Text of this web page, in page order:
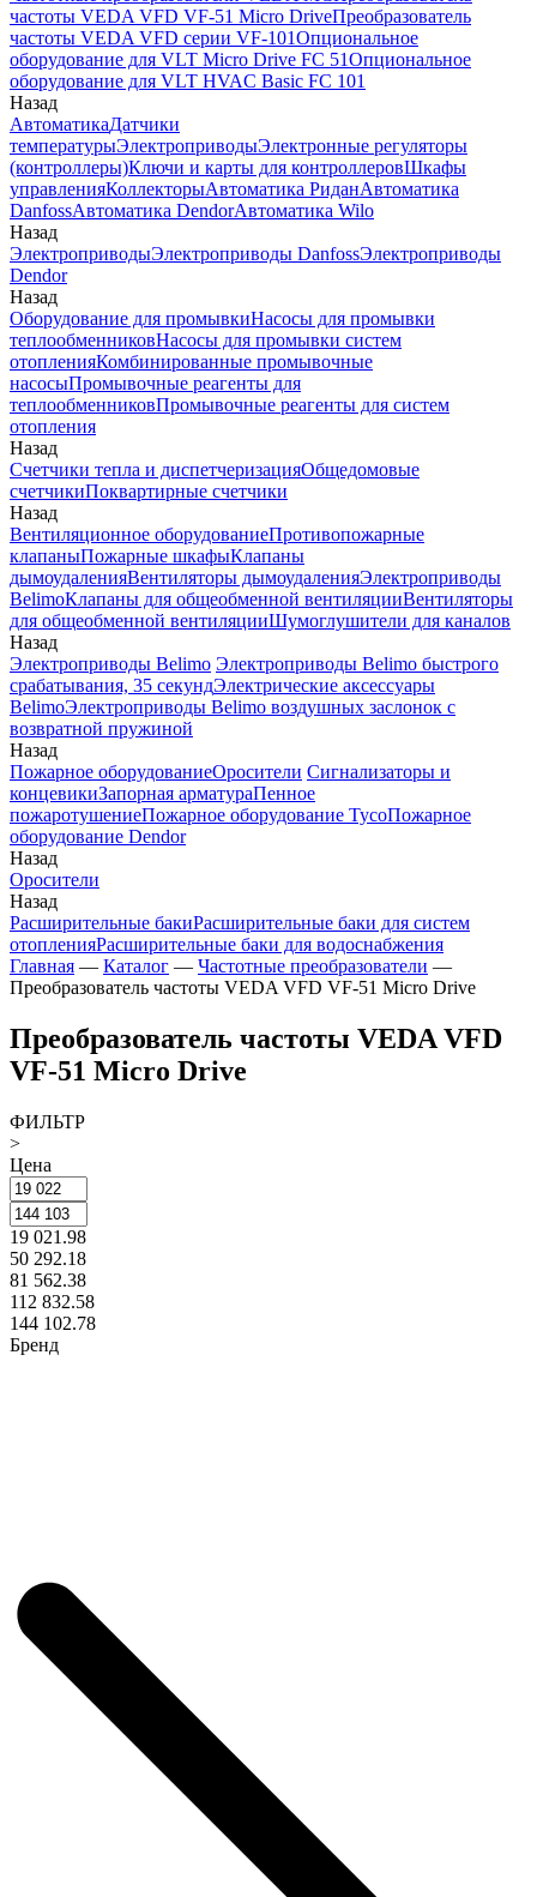
частоты VEDA VFD VF-51 Micro DriveПреобразователь
частоты VEDA VFD серии VF-101Опциональное
оборудование для VLT Micro Drive FC 51Опциональное
оборудование для VLT HVAC Basic FC 101
Назад
АвтоматикаДатчики
температурыЭлектроприводыЭлектронные регуляторы
(контроллеры)Ключи и карты для контроллеровШкафы
управленияКоллекторыАвтоматика РиданАвтоматика
DanfossАвтоматика DendorАвтоматика Wilo
Назад
ЭлектроприводыЭлектроприводы DanfossЭлектроприводы
Dendor
Назад
Оборудование для промывкиНасосы для промывки
теплообменниковНасосы для промывки систем
отопленияКомбинированные промывочные
насосыПромывочные реагенты для
теплообменниковПромывочные реагенты для систем
отопления
Назад
Счетчики тепла и диспетчеризацияОбщедомовые
счетчикиПоквартирные счетчики
Назад
Вентиляционное оборудованиеПротивопожарные
клапаныПожарные шкафыКлапаны
дымоудаленияВентиляторы дымоудаленияЭлектроприводы
BelimoКлапаны для общеобменной вентиляцииВентиляторы
для общеобменной вентиляцииШумоглушители для каналов
Назад
Электроприводы Belimo Электроприводы Belimo быстрого
срабатывания, 35 секундЭлектрические аксессуары
BelimoЭлектроприводы Belimo воздушных заслонок c
возвратной пружиной
Назад
Пожарное оборудованиеОросители Сигнализаторы и
концевикиЗапорная арматураПенное
пожаротушениеПожарное оборудование TycoПожарное
оборудование Dendor
Назад
Оросители
Назад
Расширительные бакиРасширительные баки для систем
отопленияРасширительные баки для водоснабжения
Главная — Каталог — Частотные преобразователи —
Преобразователь частоты VEDA VFD VF-51 Micro Drive
Преобразователь частоты VEDA VFD
VF-51 Micro Drive
ФИЛЬТР
>
Цена
19 021.98
50 292.18
81 562.38
112 832.58
144 102.78
Бренд